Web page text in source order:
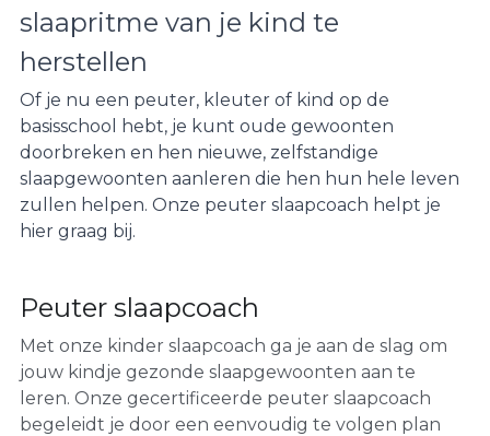
slaapritme van je kind te
herstellen
Of je nu een peuter, kleuter of kind op de
basisschool hebt, je kunt oude gewoonten
doorbreken en hen nieuwe, zelfstandige
slaapgewoonten aanleren die hen hun hele leven
zullen helpen. Onze peuter slaapcoach helpt je
hier graag bij.
Peuter slaapcoach
Met onze kinder slaapcoach ga je aan de slag om
jouw kindje gezonde slaapgewoonten aan te
leren. Onze gecertificeerde peuter slaapcoach
begeleidt je door een eenvoudig te volgen plan